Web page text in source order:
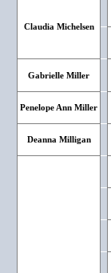
Claudia Michelsen
Gabrielle Miller
Penelope Ann Miller
Deanna Milligan